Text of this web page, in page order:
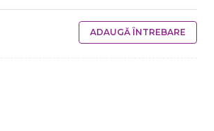
ADAUGĂ ÎNTREBARE